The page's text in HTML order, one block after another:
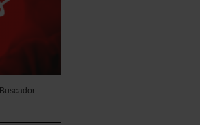
Buscador